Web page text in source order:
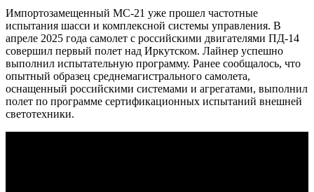
Импортозамещенный МС-21 уже прошел частотные
испытания шасси и комплексной системы управления. В
апреле 2025 года самолет с российскими двигателями ПД-14
совершил первый полет над Иркутском. Лайнер успешно
выполнил испытательную программу. Ранее сообщалось, что
опытный образец среднемагистрального самолета,
оснащенный российскими системами и агрегатами, выполнил
полет по программе сертификационных испытаний внешней
светотехники.